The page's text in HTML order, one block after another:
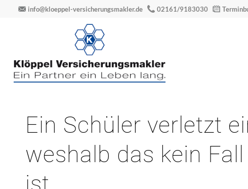
info@kloeppel-versicherungsmakler.de 02161/9183030
Ein Schüler verletzt
weshalb das kein